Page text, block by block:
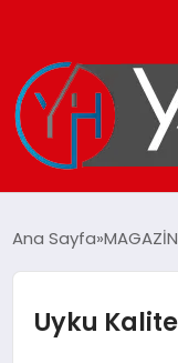
SPOR
DÜNYA
Ana Sayfa MAGAZİN
Uyku